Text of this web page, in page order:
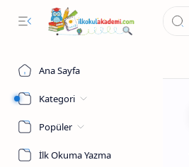
Ana Sayfa
Kategori
Popüler
İlk Okuma Yazma